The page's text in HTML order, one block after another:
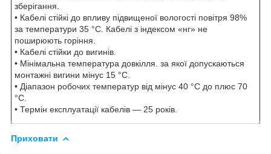
зберігання.
• Кабелі стійкі до впливу підвищеної вологості повітря 98%
за температури 35 °C. Кабелі з індексом «нг» не
поширюють горіння.
• Кабелі стійки до вигинів.
• Мінімальна температура довкілля. за якої допускаються
монтажні вигини мінус 15 °C.
• Діапазон робочих температур від мінус 40 °C до плюс 70
°C.
• Термін експлуатації кабелів — 25 років.
Приховати